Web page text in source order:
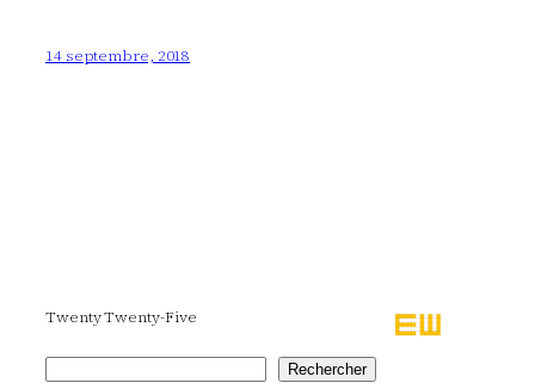
14 septembre, 2018
Twenty Twenty-Five
Rechercher Rechercher